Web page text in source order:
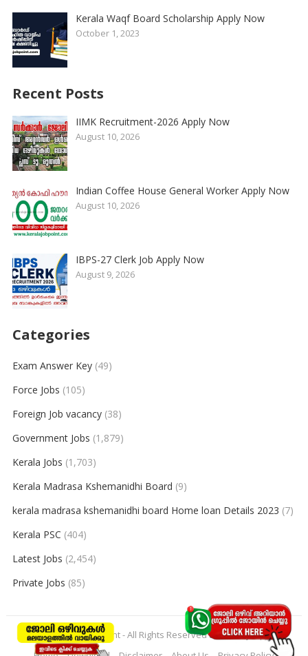
Kerala Waqf Board Scholarship Apply Now
October 1, 2023
Recent Posts
IIMK Recruitment-2026 Apply Now
August 10, 2026
Indian Coffee House General Worker Apply Now
August 10, 2026
IBPS-27 Clerk Job Apply Now
August 9, 2026
Categories
Exam Answer Key(49)
Force Jobs (105)
Foreign Job vacancy(38)
Government Jobs (1,879)
Kerala Jobs (1,703)
Kerala Madrasa Kshemanidhi Board (9)
kerala madrasa kshemanidhi board Home loan Details 2023 (7)
Kerala PSC (404)
Latest Jobs (2,454)
Private Jobs (85)
© 2026keralajobpoint- All Rights Reserved toKeralajobpoint